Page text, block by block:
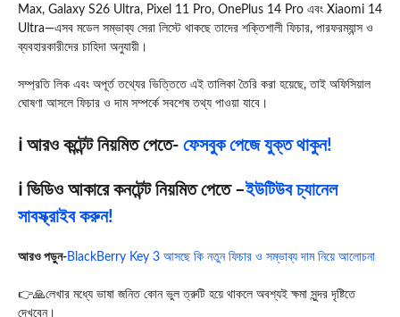
Max, Galaxy S26 Ultra, Pixel 11 Pro, OnePlus 14 Pro এবং Xiaomi 14
Ultra—এসব মডেল সম্ভাব্য সেরা লিস্টে থাকছে তাদের শক্তিশালী ফিচার, পারফরম্যান্স ও
ব্যবহারকারীদের চাহিদা অনুযায়ী।
সম্প্রতি লিক এবং অপূর্ত তথ্যের ভিত্তিতে এই তালিকা তৈরি করা হয়েছে, তাই অফিসিয়াল
ঘোষণা আসলে ফিচার ও দাম সম্পর্কে সবশেষ তথ্য পাওয়া যাবে।
ℹ️ আরও কন্টেন্ট নিয়মিত পেতে- ফেসবুক পেজে যুক্ত থাকুন!
ℹ️ ভিডিও আকারে কনটেন্ট নিয়মিত পেতে –ইউটিউব চ্যানেল
সাবস্ক্রাইব করুন!
আরও পড়ুন-BlackBerry Key 3 আসছে কি নতুন ফিচার ও সম্ভাব্য দাম নিয়ে আলোচনা
👉🙏লেখার মধ্যে ভাষা জনিত কোন ভুল ত্রুটি হয়ে থাকলে অবশ্যই ক্ষমা সুন্দর দৃষ্টিতে
দেখবেন।